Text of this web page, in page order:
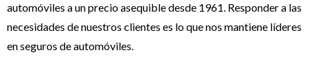
automóviles a un precio asequible desde 1961. Responder a las
necesidades de nuestros clientes es lo que nos mantiene líderes
en seguros de automóviles.